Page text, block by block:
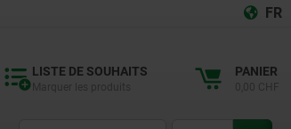
FR
LISTE DE SOUHAITS PANIER